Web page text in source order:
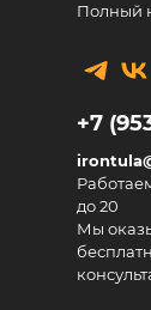
Полный
+7
до 20
Мы